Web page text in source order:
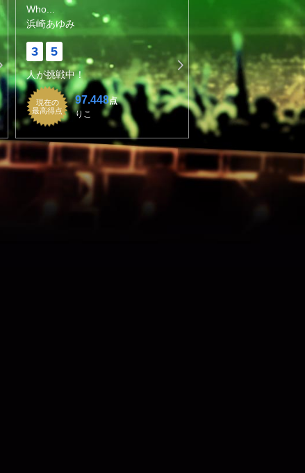
Who...
浜崎あゆみ
3 5
人が挑戦中！
現在の
最高得点
97.448点
りこ